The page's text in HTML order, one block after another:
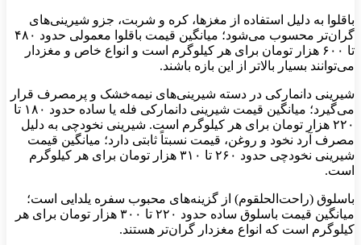
باقلوا به دلیل استفاده از مغزها، کره و شربت، جزو شیرینی‌های
گران‌تر محسوب می‌شود؛ میانگین قیمت باقلوا معمولی حدود ۴۸۰
تا ۶۰۰ هزار تومان برای هر کیلوگرم است و انواع خاص و مغزدار
می‌توانند بسیار بالاتر از این بازه باشند.
شیرینی دانمارکی در دسته شیرینی‌های نیمه‌خشک و پرمصرف قرار
می‌گیرد؛ میانگین قیمت شیرینی دانمارکی فله یا ساده حدود ۱۸۰ تا
۲۲۰ هزار تومان برای هر کیلوگرم است. شیرینی نخودچی به دلیل
مصرف آرد نخود و روغن، قیمت نسبتاً ثابتی دارد؛ میانگین قیمت
شیرینی نخودچی حدود ۲۶۰ تا ۳۱۰ هزار تومان برای هر کیلوگرم
است.
باسلوق (راحت‌الحلقوم) از گزینه‌های محبوب سفره یلدایی است؛
میانگین قیمت باسلوق ساده حدود ۲۲۰ تا ۳۰۰ هزار تومان برای هر
کیلوگرم است که انواع مغزدار گران‌تر هستند.